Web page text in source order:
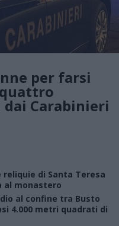
per farsi
Carabinieri
di Santa Teresa
al monastero
al confine tra Busto
4.000 metri quadrati di